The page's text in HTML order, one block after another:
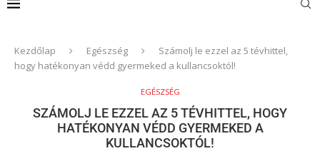
Kezdőlap Egészség
Számolj le ezzel az 5 tévhittel,
hogy hatékonyan védd gyermeked a kullancsoktól!
EGÉSZSÉG
SZÁMOLJ LE EZZEL AZ 5 TÉVHITTEL, HOGY
HATÉKONYAN VÉDD GYERMEKED A
KULLANCSOKTÓL!